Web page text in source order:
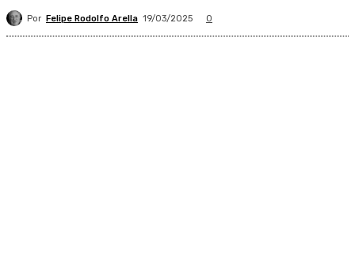
Por Felipe Rodolfo Arella 19/03/2025 0